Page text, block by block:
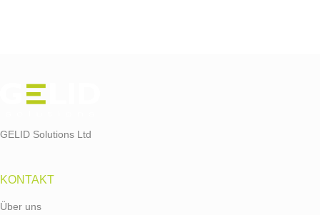
GELID Solutions Ltd
KONTAKT
Über uns